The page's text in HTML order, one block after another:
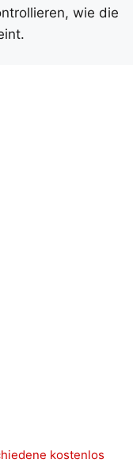
wie die
kostenlos